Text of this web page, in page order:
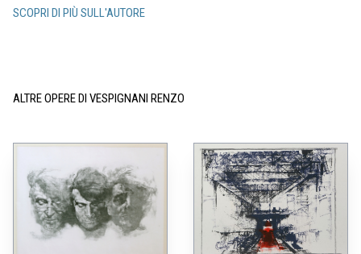
SCOPRI DI PIÙ SULL'AUTORE
ALTRE OPERE DI VESPIGNANI RENZO